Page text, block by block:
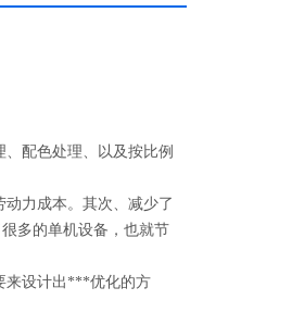
配色处理、以及按比例
力成本。其次、减少了
多的单机设备，也就节
来设计出***优化的方